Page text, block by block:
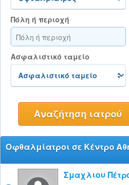
Πόλη ή περιοχή
Ασφαλιστικό ταμείο
Οφθαλμίατροι σε Κέντρο
Σμαχλιου